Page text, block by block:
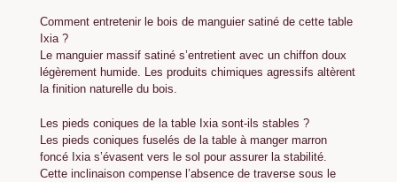
Comment entretenir le bois de manguier satiné de cette table
Ixia ?
Le manguier massif satiné s’entretient avec un chiffon doux
légèrement humide. Les produits chimiques agressifs altèrent
la finition naturelle du bois.
Les pieds coniques de la table Ixia sont-ils stables ?
Les pieds coniques fuselés de la table à manger marron
foncé Ixia s’évasent vers le sol pour assurer la stabilité.
Cette inclinaison compense l’absence de traverse sous le